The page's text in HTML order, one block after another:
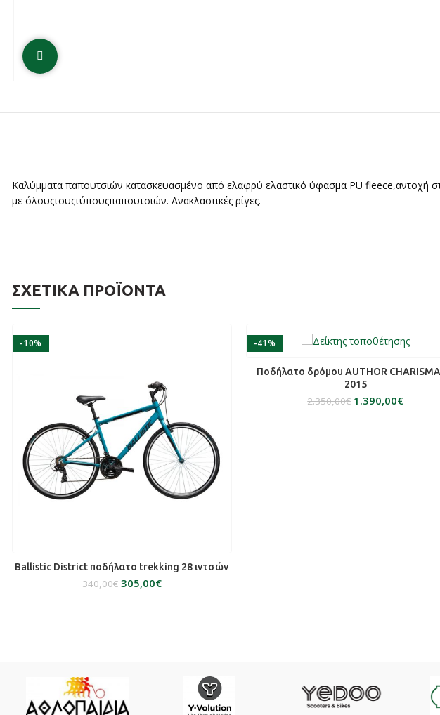
Καλύμματα παπουτσιών κατασκευασμένο από ελαφρύ ελαστικό ύφασμα PU fleece,αντοχή
με όλουςτουςτύπουςπαπουτσιών. Ανακλαστικές ρίγες.
ΣΧΕΤΙΚΆ ΠΡΟΪΌΝΤΑ
-10%
ΕΠΙΛΟΓΉ
Ballistic District ποδήλατο trekking 28 ιντσών
340,00€ 305,00€
-41%
ΠΡΟΣΘΉΚΗ ΣΤΟ ΚΑΛΆΘΙ
Ποδήλατο δρόμου AUTHOR
2015
2.350,00€ 1.390,00€